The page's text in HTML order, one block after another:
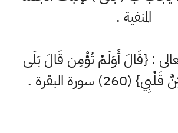
المنفية .
: {قَالَ أَوَلَمْ تُؤْمِن قَالَ بَلَى
سورة البقرة .